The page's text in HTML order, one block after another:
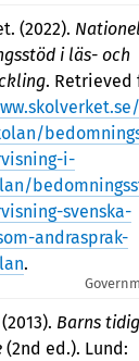
(2022).
i läs- och
. Retrieved
i-
svenska-
andrasprak-
.
Barns
(2nd ed.). Lund: